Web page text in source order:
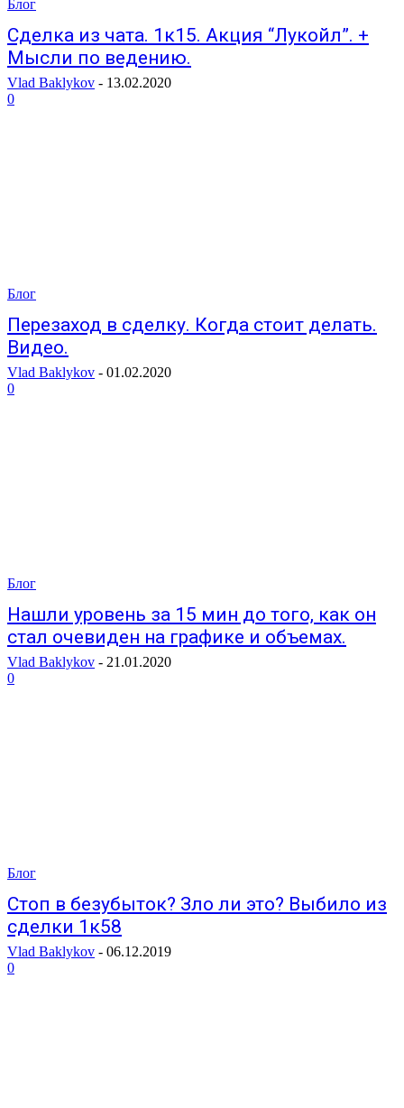
Блог
Сделка из чата. 1к15. Акция “Лукойл”. +
Мысли по ведению.
Vlad Baklykov - 13.02.2020
0
Блог
Перезаход в сделку. Когда стоит делать.
Видео.
Vlad Baklykov - 01.02.2020
0
Блог
Нашли уровень за 15 мин до того, как он
стал очевиден на графике и объемах.
Vlad Baklykov - 21.01.2020
0
Блог
Стоп в безубыток? Зло ли это? Выбило из
сделки 1к58
Vlad Baklykov - 06.12.2019
0